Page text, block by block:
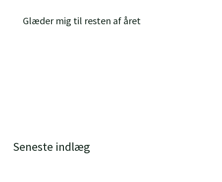
Seneste indlæg
Glæder mig til resten af året